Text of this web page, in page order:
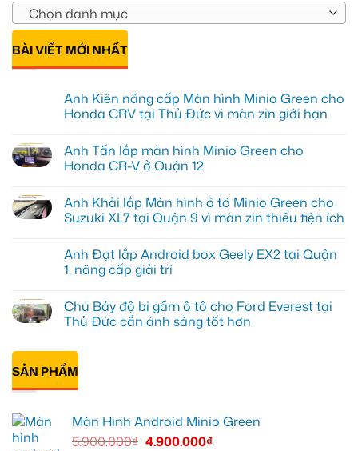
Chọn danh mục
BÀI VIẾT MỚI NHẤT
Anh Kiên nâng cấp Màn hình Minio Green cho
Honda CRV tại Thủ Đức vì màn zin giới hạn
bình
luận
ở
nâng
cấp
Màn
Green
cho
Honda
Thủ
Đức
vì
giới
hạn
Anh Tấn lắp màn hình Minio Green cho
Honda CR-V ở Quận 12
bình
luận
ở
lắp
màn
hình
cho
Honda
CR-
Quận
12
Anh Khải lắp Màn hình ô tô Minio Green cho
Suzuki XL7 tại Quận 9 vì màn zin thiếu tiện ích
bình
luận
ở
lắp
Màn
hình
Minio
Green
cho
Suzuki
Quận
Anh Đạt lắp Android box Geely EX2 tại Quận
1, nâng cấp giải trí
bình
luận
ở
Android
box
Geely
Quận
nâng
Chú Bảy độ bi gầm ô tô cho Ford Everest tại
Thủ Đức cần ánh sáng tốt hơn
có
luận
ở
Chú
SẢN PHẨM
Màn Hình Android Minio Green
5.900.000₫ 4.900.000₫